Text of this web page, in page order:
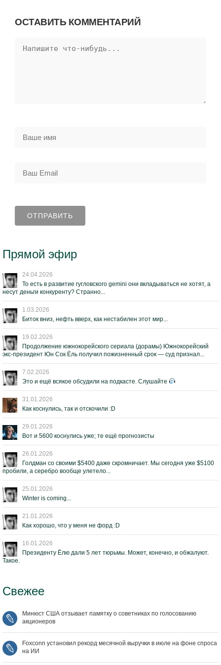
ОСТАВИТЬ КОММЕНТАРИЙ
Прямой эфир
24.04.2026
То есть в развитие гугловского gemini они вкладываться не хотят, а
несут деньги конкуренту? Странно...
1.03.2026
Биток вниз, нефть вверх, как нестабилен этот мир...
19.02.2026
Продолжение южнокорейского сериала (дорамы) Южнокорейский
экс-президент Юн Сок Ёль получил пожизненный срок — суд признал...
7.02.2026
Это и ещё всякое обсудили на подкасте. Слушайте
31.01.2026
Как коснулись, так и отскочили :D
29.01.2026
Вот и 5600 коснулись уже; те ещё прогнозисты
26.01.2026
Голдман со своими $5400 даже скромничает. Мы сегодня уже $5100
пробили, а серебро вообще улетело...
25.01.2026
Winter is coming...
21.01.2026
Как хорошо, что у меня не форд :D
16.01.2026
Президенту Ёлю дали 5 лет тюрьмы. Может, конечно, и обжалуют.
Такое.
Свежее
Минюст США отзывает памятку о советниках по голосованию
акционеров
Foxconn установил рекорд месячной выручки в июле на фоне спроса
на ИИ